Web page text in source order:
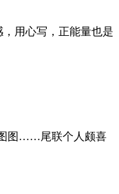
用心写，正能量也是
图……尾联个人颇喜